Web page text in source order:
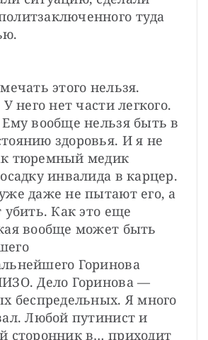
туда
этого нельзя.
него нет части легкого.
вообще нельзя быть в
здоровья. И я не
тюремный медик
инвалида в карцер.
даже не пытают его, а
убить. Как это еще
вообще может быть
Горинова
Дело Горинова —
беспредельных. Я много
Любой путинист и
сторонник в… приходит